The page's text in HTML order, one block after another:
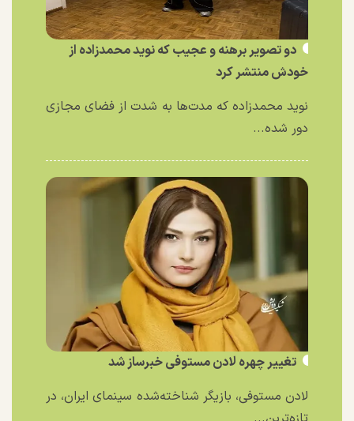
دو تصویر برهنه و عجیب که نوید محمدزاده از
خودش منتشر کرد
نوید محمدزاده که مدت‌ها به شدت از فضای مجازی
دور شده...
تغییر چهره لادن مستوفی خبرساز شد
لادن مستوفی، بازیگر شناخته‌شده سینمای ایران، در